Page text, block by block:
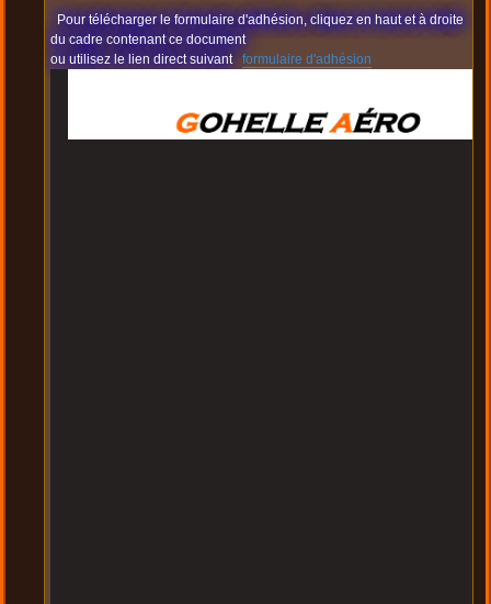
Pour télécharger le formulaire d'adhésion, cliquez en haut et à droite
du cadre contenant ce document
ou utilisez le lien direct suivant
formulaire d'adhésion